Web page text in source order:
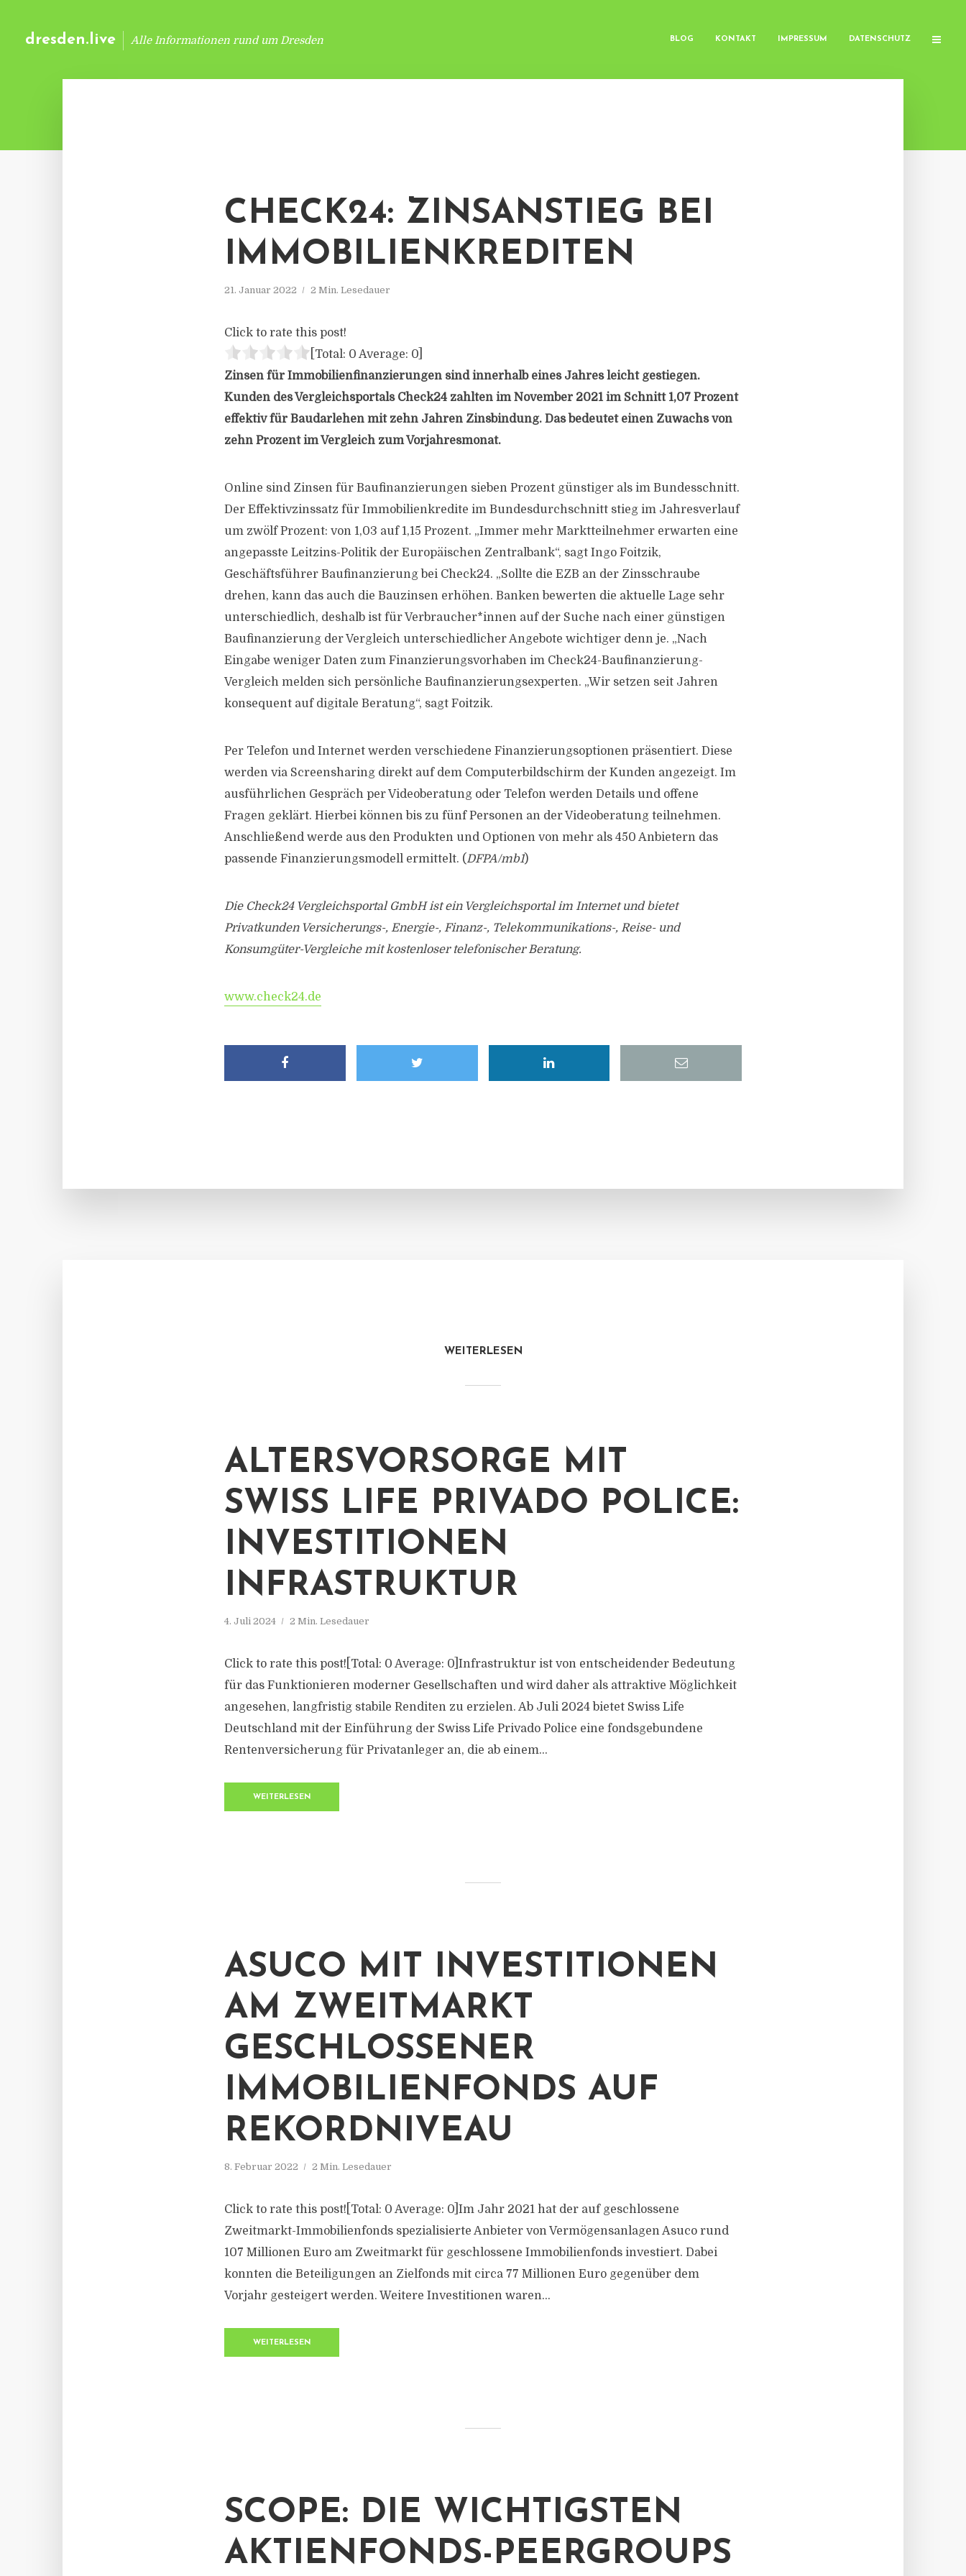
dresden.live Alle Informationen rund um Dresden BLOG KONTAKT IMPRESSUM DATENSCHUTZ
CHECK24: ZINSANSTIEG BEI
IMMOBILIENKREDITEN
21. Januar 2022 2 Min. Lesedauer
Click to rate this post!
[Total: 0 Average: 0
Zinsen für Immobilienfinanzierungen sind innerhalb eines Jahres leicht gestiegen.
Kunden des Vergleichsportals Check24 zahlten im November 2021 im Schnitt 1,07 Prozent
effektiv für Baudarlehen mit zehn Jahren Zinsbindung. Das bedeutet einen Zuwachs von
zehn Prozent im Vergleich zum Vorjahresmonat.
Online sind Zinsen für Baufinanzierungen sieben Prozent günstiger als im Bundesschnitt.
Der Effektivzinssatz für Immobilienkredite im Bundesdurchschnitt stieg im Jahresverlauf
um zwölf Prozent: von 1,03 auf 1,15 Prozent. „Immer mehr Marktteilnehmer erwarten eine
angepasste Leitzins-Politik der Europäischen Zentralbank“, sagt Ingo Foitzik,
Geschäftsführer Baufinanzierung bei Check24. „Sollte die EZB an der Zinsschraube
drehen, kann das auch die Bauzinsen erhöhen. Banken bewerten die aktuelle Lage sehr
unterschiedlich, deshalb ist für Verbraucher*innen auf der Suche nach einer günstigen
Baufinanzierung der Vergleich unterschiedlicher Angebote wichtiger denn je. „Nach
Eingabe weniger Daten zum Finanzierungsvorhaben im Check24-Baufinanzierung-
Vergleich melden sich persönliche Baufinanzierungsexperten. „Wir setzen seit Jahren
konsequent auf digitale Beratung“, sagt Foitzik.
Per Telefon und Internet werden verschiedene Finanzierungsoptionen präsentiert. Diese
werden via Screensharing direkt auf dem Computerbildschirm der Kunden angezeigt. Im
ausführlichen Gespräch per Videoberatung oder Telefon werden Details und offene
Fragen geklärt. Hierbei können bis zu fünf Personen an der Videoberatung teilnehmen.
Anschließend werde aus den Produkten und Optionen von mehr als 450 Anbietern das
passende Finanzierungsmodell ermittelt. (DFPA/mb1)
Die Check24 Vergleichsportal GmbH ist ein Vergleichsportal im Internet und bietet
Privatkunden Versicherungs-, Energie-, Finanz-, Telekommunikations-, Reise- und
Konsumgüter-Vergleiche mit kostenloser telefonischer Beratung.
www.check24.de
WEITERLESEN
ALTERSVORSORGE MIT
SWISS LIFE PRIVADO POLICE:
INVESTITIONEN
INFRASTRUKTUR
4. Juli 2024 2 Min. Lesedauer
Click to rate this post![Total: 0 Average: 0]Infrastruktur ist von entscheidender Bedeutung
für das Funktionieren moderner Gesellschaften und wird daher als attraktive Möglichkeit
angesehen, langfristig stabile Renditen zu erzielen. Ab Juli 2024 bietet Swiss Life
Deutschland mit der Einführung der Swiss Life Privado Police eine fondsgebundene
Rentenversicherung für Privatanleger an, die ab einem...
WEITERLESEN
ASUCO MIT INVESTITIONEN
AM ZWEITMARKT
GESCHLOSSENER
IMMOBILIENFONDS AUF
REKORDNIVEAU
8. Februar 2022 2 Min. Lesedauer
Click to rate this post![Total: 0 Average: 0]Im Jahr 2021 hat der auf geschlossene
Zweitmarkt-Immobilienfonds spezialisierte Anbieter von Vermögensanlagen Asuco rund
107 Millionen Euro am Zweitmarkt für geschlossene Immobilienfonds investiert. Dabei
konnten die Beteiligungen an Zielfonds mit circa 77 Millionen Euro gegenüber dem
Vorjahr gesteigert werden. Weitere Investitionen waren...
WEITERLESEN
SCOPE: DIE WICHTIGSTEN
AKTIENFONDS-PEERGROUPS